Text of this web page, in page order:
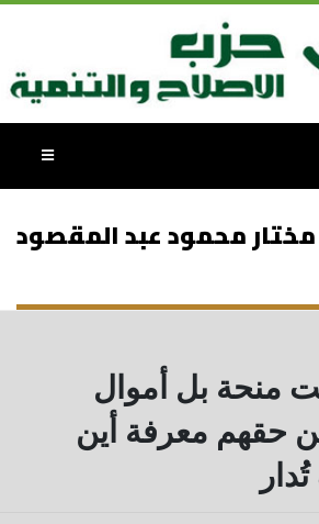
مختار محمود عبد المقصود
منحة بل أموال
حقهم معرفة أين